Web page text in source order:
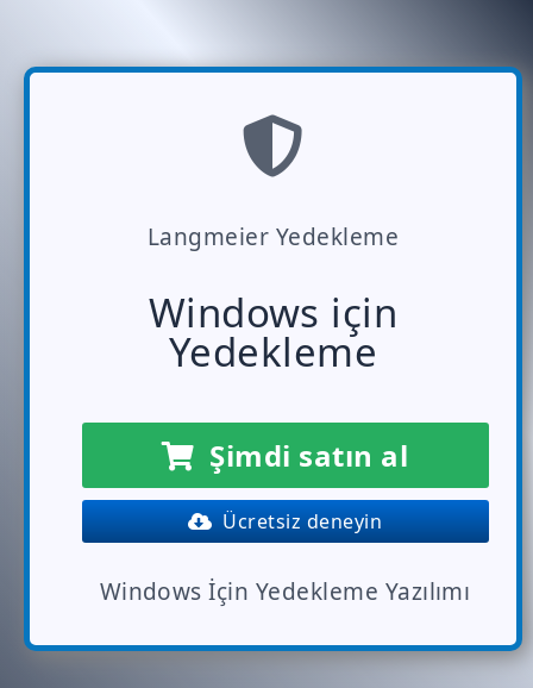
Langmeier Yedekleme
Windows için
Yedekleme
Şimdi satın al
Ücretsiz deneyin
Windows İçin Yedekleme Yazılımı